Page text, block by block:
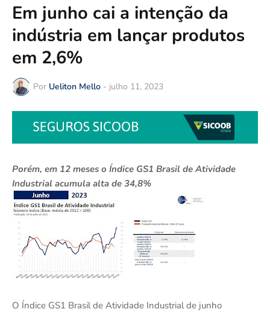
Em junho cai a intenção da
indústria em lançar produtos
em 2,6%
Por Ueliton Mello - julho 11, 2023
Porém, em 12 meses o Índice GS1 Brasil de Atividade
Industrial acumula alta de 34,8%
O Índice GS1 Brasil de Atividade Industrial de junho